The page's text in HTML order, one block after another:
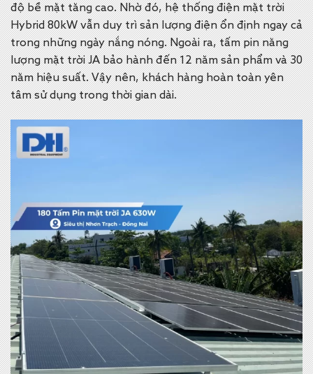
độ bề mặt tăng cao.Nhờ đó, hệ thống điện mặt trời
Hybrid 80kW vẫn duy trì sản lượng điện ổn định ngay cả
trong những ngày nắng nóng. Ngoài ra, tấm pin năng
lượng mặt trời JA bảo hành đến 12 năm sản phẩm và 30
năm hiệu suất. Vậy nên, khách hàng hoàn toàn yên
tâm sử dụng trong thời gian dài.